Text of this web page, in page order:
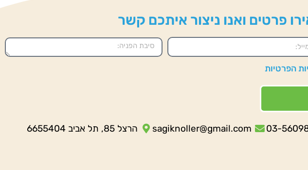
פרטים ואנו ניצור איתכם קשר
הפרטיות
sagiknoller@gmail.com הרצל 85, תל אביב 6655404